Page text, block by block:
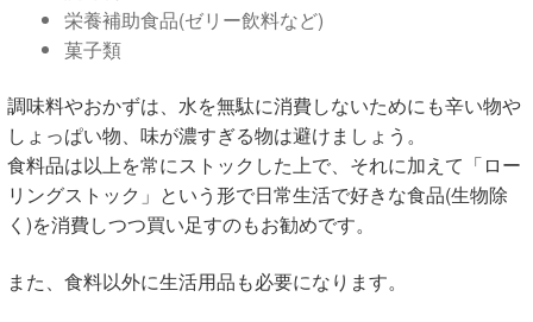
栄養補助食品(ゼリー飲料など)
菓子類
調味料やおかずは、水を無駄に消費しないためにも辛い物や
しょっぱい物、味が濃すぎる物は避けましょう。
食料品は以上を常にストックした上で、それに加えて「ロー
リングストック」という形で日常生活で好きな食品(生物除
く)を消費しつつ買い足すのもお勧めです。
また、食料以外に生活用品も必要になります。